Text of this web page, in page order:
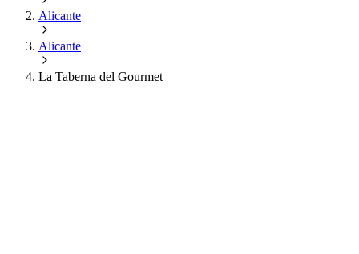
Alicante
Alicante
La Taberna del Gourmet